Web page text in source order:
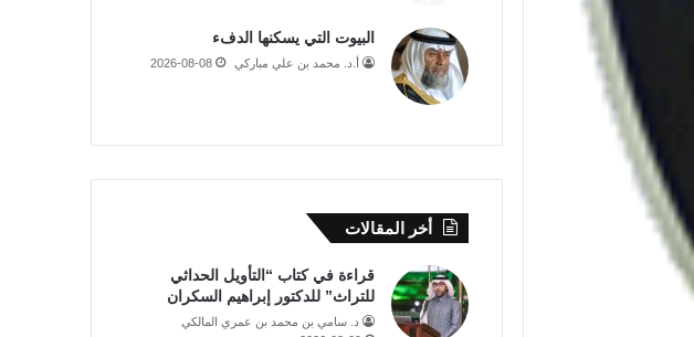
البيوت التي يسكنها الدفء
أ.د. محمد بن علي مباركي 2026-08-08
أخر المقالات
قراءة في كتاب “التأويل الحداثي
للتراث” للدكتور إبراهيم السكران
د. سامي بن محمد بن عمري المالكي